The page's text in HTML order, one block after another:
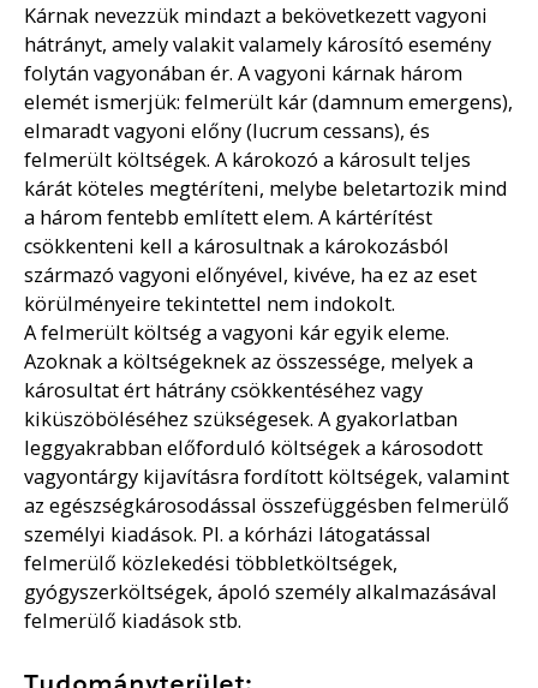
Kárnak nevezzük mindazt a bekövetkezett vagyoni
hátrányt, amely valakit valamely károsító esemény
folytán vagyonában ér. A vagyoni kárnak három
elemét ismerjük: felmerült kár (damnum emergens),
elmaradt vagyoni előny (lucrum cessans), és
felmerült költségek. A károkozó a károsult teljes
kárát köteles megtéríteni, melybe beletartozik mind
a három fentebb említett elem. A kártérítést
csökkenteni kell a károsultnak a károkozásból
származó vagyoni előnyével, kivéve, ha ez az eset
körülményeire tekintettel nem indokolt.
A felmerült költség a vagyoni kár egyik eleme.
Azoknak a költségeknek az összessége, melyek a
károsultat ért hátrány csökkentéséhez vagy
kiküszöböléséhez szükségesek. A gyakorlatban
leggyakrabban előforduló költségek a károsodott
vagyontárgy kijavításra fordított költségek, valamint
az egészségkárosodással összefüggésben felmerülő
személyi kiadások. Pl. a kórházi látogatással
felmerülő közlekedési többletköltségek,
gyógyszerköltségek, ápoló személy alkalmazásával
felmerülő kiadások stb.